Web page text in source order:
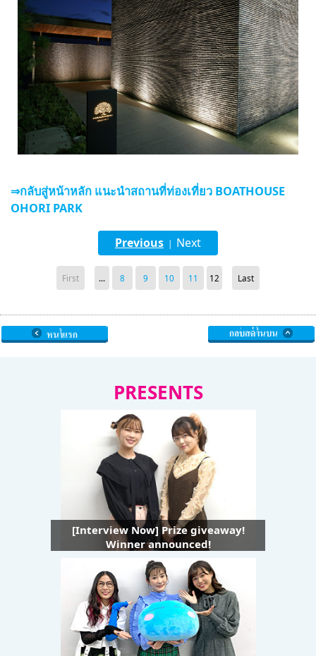
tiéng Viêt
Bahasa Indonesia
⇒กลับสู่หน้าหลัก แนะนำสถานที่ท่องเที่ยว BOATHOUSE
OHORI PARK
Previous | Next
First ... 8 9 10 11 12 Last
PRESENTS
[Interview Now] Prize giveaway!
Winner announced!